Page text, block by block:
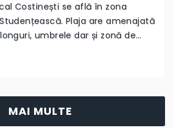
Costinești se află în zona
Plaja are amenajată
umbrele dar și zonă de…
MAI MULTE